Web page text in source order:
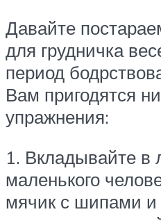
Давайте
для грудничка
период
Вам пригодятся
упражнения:
1. Вкладывайте в
маленького
мячик с шипами и